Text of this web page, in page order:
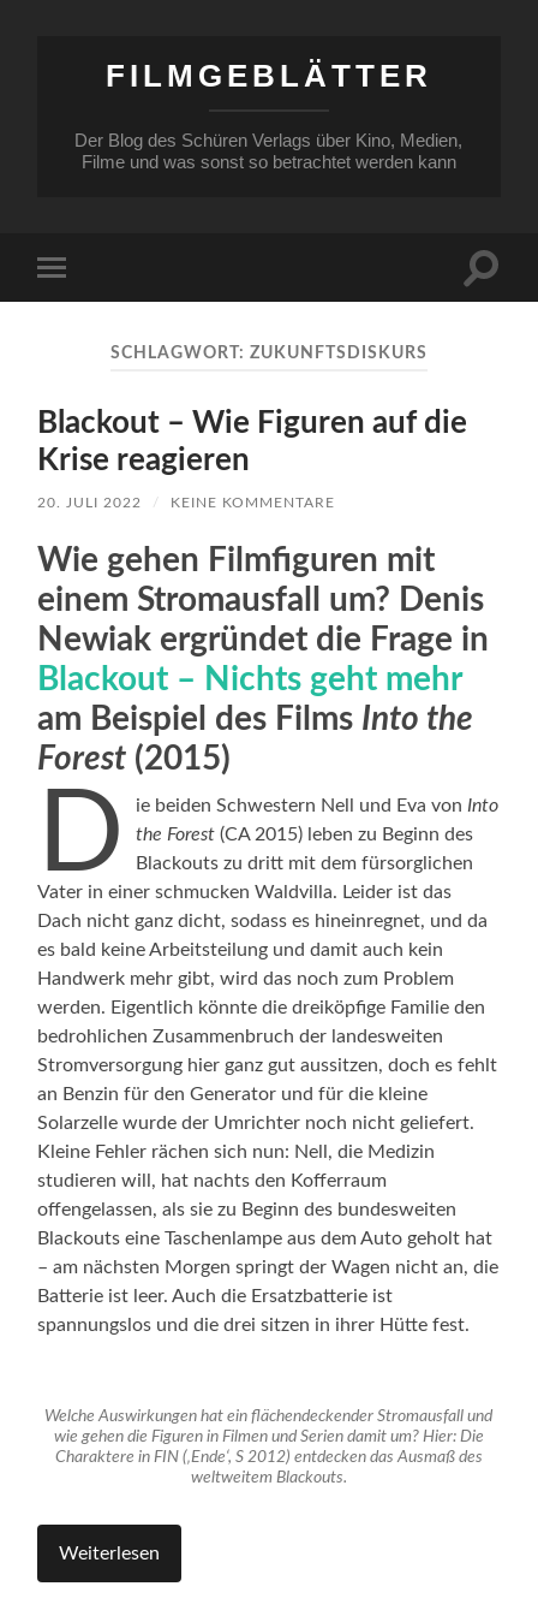
FILMGEBLÄTTER
Der Blog des Schüren Verlags über Kino, Medien,
Filme und was sonst so betrachtet werden kann
Menü
SCHLAGWORT: ZUKUNFTSDISKURS
Blackout – Wie Figuren auf die
Krise reagieren
20. JULI 2022 / KEINE KOMMENTARE
Wie gehen Filmfiguren mit
einem Stromausfall um? Denis
Newiak ergründet die Frage in
Blackout – Nichts geht mehr
am Beispiel des Films Into the
Forest (2015)
D ie beiden Schwestern Nell und Eva von Into
the Forest(CA 2015) leben zu Beginn des
Blackouts zu dritt mit dem fürsorglichen
Vater in einer schmucken Waldvilla. Leider ist das
Dach nicht ganz dicht, sodass es hineinregnet, und da
es bald keine Arbeitsteilung und damit auch kein
Handwerk mehr gibt, wird das noch zum Problem
werden. Eigentlich könnte die dreiköpfige Familie den
bedrohlichen Zusammenbruch der landesweiten
Stromversorgung hier ganz gut aussitzen, doch es fehlt
an Benzin für den Generator und für die kleine
Solarzelle wurde der Umrichter noch nicht geliefert.
Kleine Fehler rächen sich nun: Nell, die Medizin
studieren will, hat nachts den Kofferraum
offengelassen, als sie zu Beginn des bundesweiten
Blackouts eine Taschenlampe aus dem Auto geholt hat
– am nächsten Morgen springt der Wagen nicht an, die
Batterie ist leer. Auch die Ersatzbatterie ist
spannungslos und die drei sitzen in ihrer Hütte fest.
Welche Auswirkungen hat ein flächendeckender Stromausfall und
wie gehen die Figuren in Filmen und Serien damit um? Hier: Die
Charaktere in FIN (‚Ende‘, S 2012) entdecken das Ausmaß des
weltweitem Blackouts.
Weiterlesen